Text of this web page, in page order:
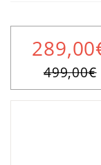
499,00€